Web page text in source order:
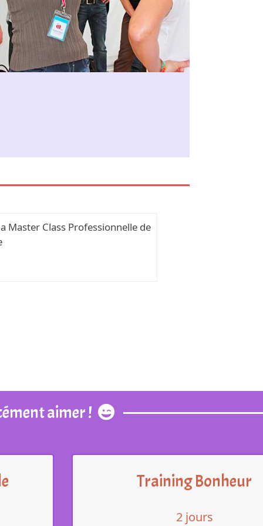
Master Class Professionnelle de
aimer !
Training Bonheur
2 jours